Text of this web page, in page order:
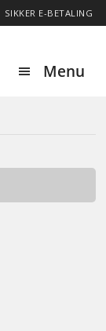
SIKKER E-BETALING
Menu
menu